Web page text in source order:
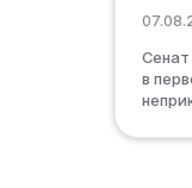
Сенат
в